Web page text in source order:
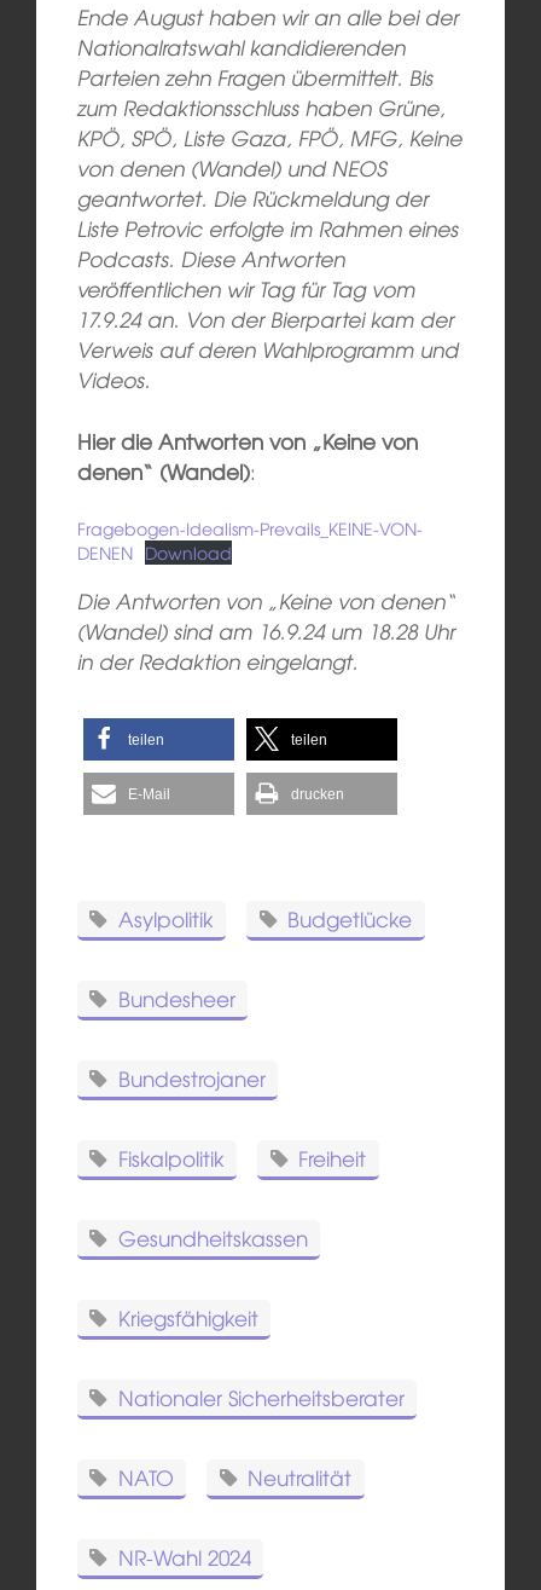
Ende August haben wir an alle bei der
Nationalratswahl kandidierenden
Parteien zehn Fragen übermittelt. Bis
zum Redaktionsschluss haben Grüne,
KPÖ, SPÖ, Liste Gaza, FPÖ, MFG, Keine
von denen (Wandel) und NEOS
geantwortet. Die Rückmeldung der
Liste Petrovic erfolgte im Rahmen eines
Podcasts. Diese Antworten
veröffentlichen wir Tag für Tag vom
17.9.24 an. Von der Bierpartei kam der
Verweis auf deren Wahlprogramm und
Videos.
Hier die Antworten von „Keine von
denen“ (Wandel):
Fragebogen-Idealism-Prevails_KEINE-VON-
DENEN Download
Die Antworten von „Keine von denen“
(Wandel) sind am 16.9.24 um 18.28 Uhr
in der Redaktion eingelangt.
teilen teilen
E-Mail drucken
Asylpolitik Budgetlücke
Bundesheer
Bundestrojaner
Fiskalpolitik Freiheit
Gesundheitskassen
Kriegsfähigkeit
Nationaler Sicherheitsberater
NATO Neutralität
NR-Wahl 2024